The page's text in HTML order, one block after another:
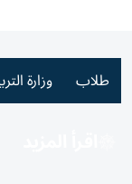
طلاب وزارة